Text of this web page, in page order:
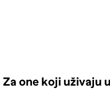
Za one koji uživaju